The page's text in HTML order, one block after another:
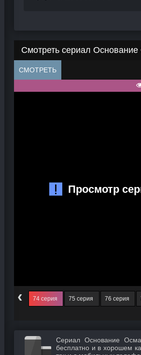
Смотреть сериал
СМОТРЕТЬ
‹
73 серия 74 серия 75 серия 76 серия
Сериал Основание
бесплатно и в хорошем